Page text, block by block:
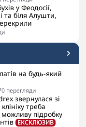
у Феодосії,
та біля Алушти,
на будь-який
перегляди
звернулася зі
треба
підробку
ЕКСКЛЮЗИВ